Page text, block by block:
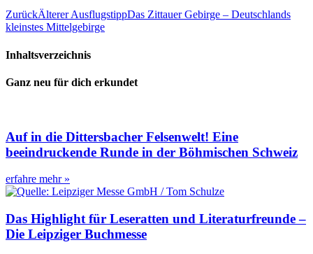
ZurückÄlterer AusflugstippDas Zittauer Gebirge – Deutschlands
kleinstes Mittelgebirge
Inhaltsverzeichnis
Ganz neu für dich erkundet
Auf in die Dittersbacher Felsenwelt! Eine
beeindruckende Runde in der Böhmischen Schweiz
erfahre mehr »
Das Highlight für Leseratten und Literaturfreunde –
Die Leipziger Buchmesse